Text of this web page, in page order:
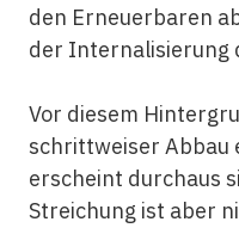
den Erneuerbaren
der Internalisierung
Vor diesem
schrittweiser Abbau
erscheint durchaus
Streichung ist aber